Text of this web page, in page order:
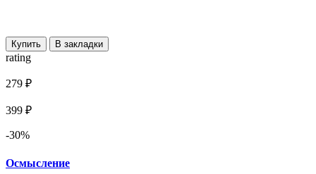
Купить В закладки
rating
279 ₽
399 ₽
-30%
Осмысление